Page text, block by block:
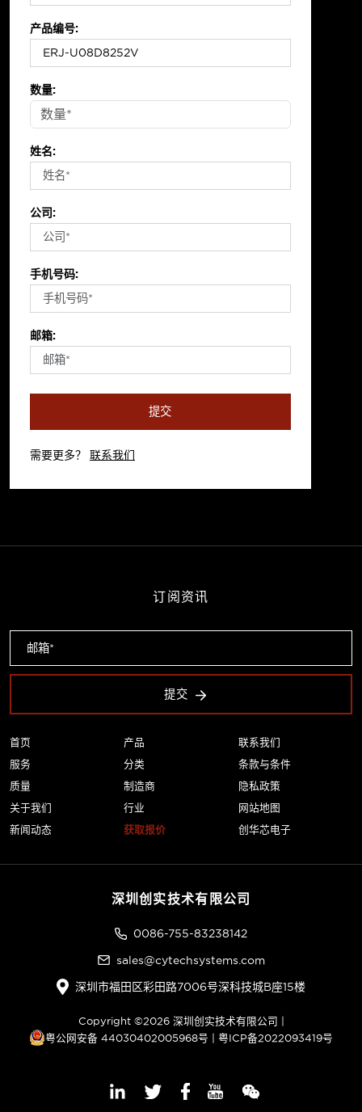
产品编号:
数量:
姓名:
公司:
手机号码:
邮箱:
提交
需要更多？ 联系我们
首页
服务
质量
关于我们
新闻动态
产品
分类
制造商
行业
获取报价
联系我们
条款与条件
隐私政策
网站地图
创华芯电子
订阅资讯
提交
深圳创实技术有限公司
0086-755-83238142
sales@cytechsystems.com
深圳市福田区彩田路7006号深科技城B座15楼
Copyright ©2026 深圳创实技术有限公司 |
粤公网安备 44030402005968号 | 粤ICP备2022093419号